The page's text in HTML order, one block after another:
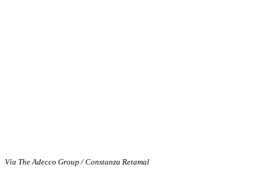
Vía The Adecco Group / Constanza Retamal